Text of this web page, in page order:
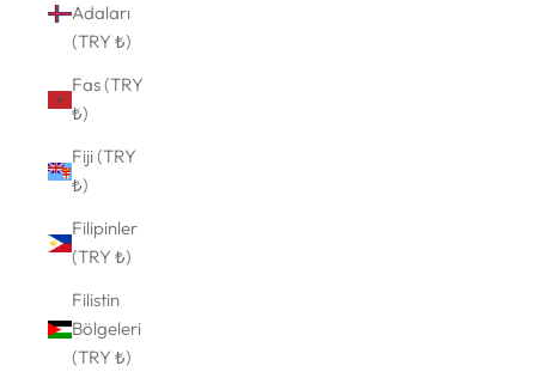
Adaları
(TRY ₺)
Fas (TRY
₺)
Fiji (TRY
₺)
Filipinler
(TRY ₺)
Filistin
Bölgeleri
(TRY ₺)